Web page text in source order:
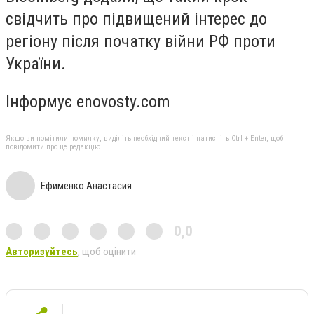
свідчить про підвищений інтерес до
регіону після початку війни РФ проти
України.
Інформує enovosty.com
Якщо ви помітили помилку, виділіть необхідний текст і натисніть Ctrl + Enter, щоб
повідомити про це редакцію
Ефименко Анастасия
0,0
Авторизуйтесь, щоб оцінити